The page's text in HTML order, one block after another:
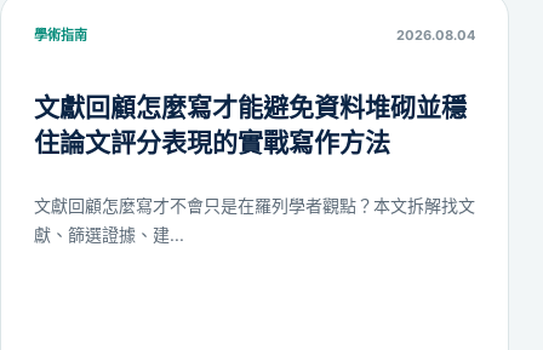
學術指南 2026.08.04
文獻回顧怎麼寫才能避免資料堆砌並穩
住論文評分表現的實戰寫作方法
文獻回顧怎麼寫才不會只是在羅列學者觀點？本文拆解找文
獻、篩選證據、建...